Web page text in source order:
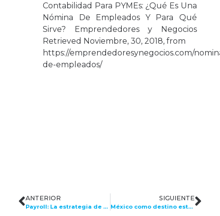
Contabilidad Para PYMEs: ¿Qué Es Una
Nómina De Empleados Y Para Qué
Sirve? Emprendedores y Negocios
Retrieved Noviembre, 30, 2018, from
https://emprendedoresynegocios.com/
de-empleados/
ANTERIOR
Payroll: La estrategia de empresas multinacionales para la gestión de pagos puntuales y sin errores.
SIGUIENTE
México como destino estratégico de crecimiento: oportunidades de Soft Landing